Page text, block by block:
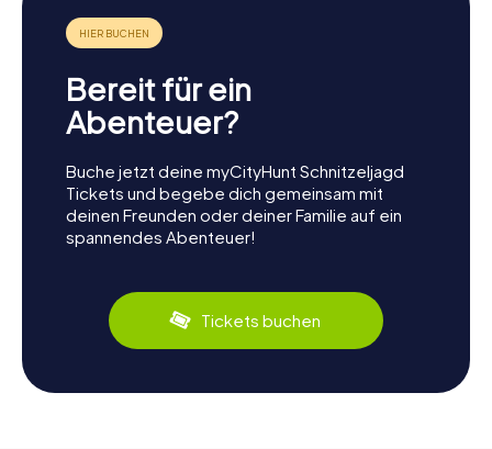
Bereit für ein
Abenteuer?
Buche jetzt deine myCityHunt Schnitzeljagd
Tickets und begebe dich gemeinsam mit
deinen Freunden oder deiner Familie auf ein
spannendes Abenteuer!
Tickets buchen